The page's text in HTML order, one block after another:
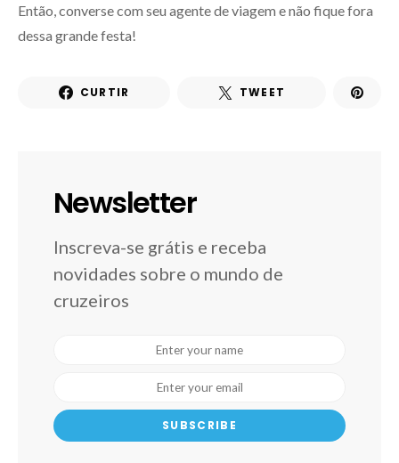
Então, converse com seu agente de viagem e não fique fora
dessa grande festa!
CURTIR TWEET
Newsletter
Inscreva-se grátis e receba
novidades sobre o mundo de
cruzeiros
SUBSCRIBE